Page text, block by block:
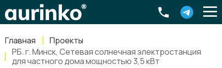
Главная
Проекты
РБ. г. Минск, Сетевая солнечная электростанция
для частного дома мощностью 3,5 кВт
Россия, Свердловская область Екатеринбург,
8-800-770-79-40